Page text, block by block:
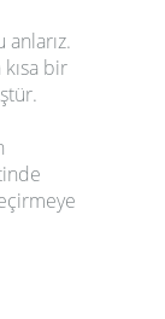
anlarız.
bir